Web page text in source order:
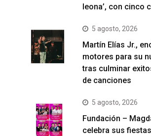
leona’, con cinco
5 agosto, 2026
Martín Elías Jr.,
motores para su
tras culminar
de canciones
5 agosto, 2026
Fundación –
celebra sus